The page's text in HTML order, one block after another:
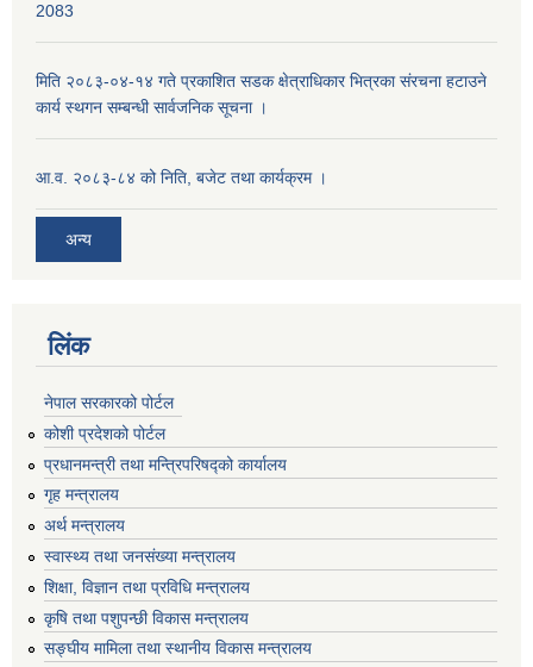
2083
मिति २०८३-०४-१४ गते प्रकाशित सडक क्षेत्राधिकार भित्रका संरचना हटाउने
कार्य स्थगन सम्बन्धी सार्वजनिक सूचना ।
आ.व. २०८३-८४ को निति, बजेट तथा कार्यक्रम ।
अन्य
लिंक
नेपाल सरकारको पोर्टल
कोशी प्रदेशको पोर्टल
प्रधानमन्‍त्री तथा मन्‍त्रिपरिषद्को कार्यालय
गृह मन्‍त्रालय
अर्थ मन्त्रालय
स्वास्थ्य तथा जनसंख्या मन्त्रालय
शिक्षा, विज्ञान तथा प्रविधि मन्त्रालय
कृषि तथा पशुपन्छी विकास मन्त्रालय
सङ्घीय मामिला तथा स्थानीय विकास मन्त्रालय